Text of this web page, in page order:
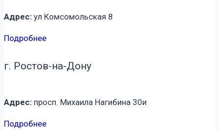
Адрес: ул Комсомольская 8
Подробнее
г. Ростов-на-Дону
Адрес: просп. Михаила Нагибина 30и
Подробнее